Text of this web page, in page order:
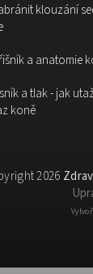
klouzání
a anatomie
a tlak - jak
koně
2026